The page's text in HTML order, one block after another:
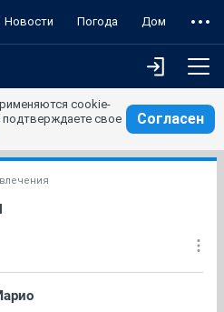
Новости Погода Дом
cookie-
свое
Согласен